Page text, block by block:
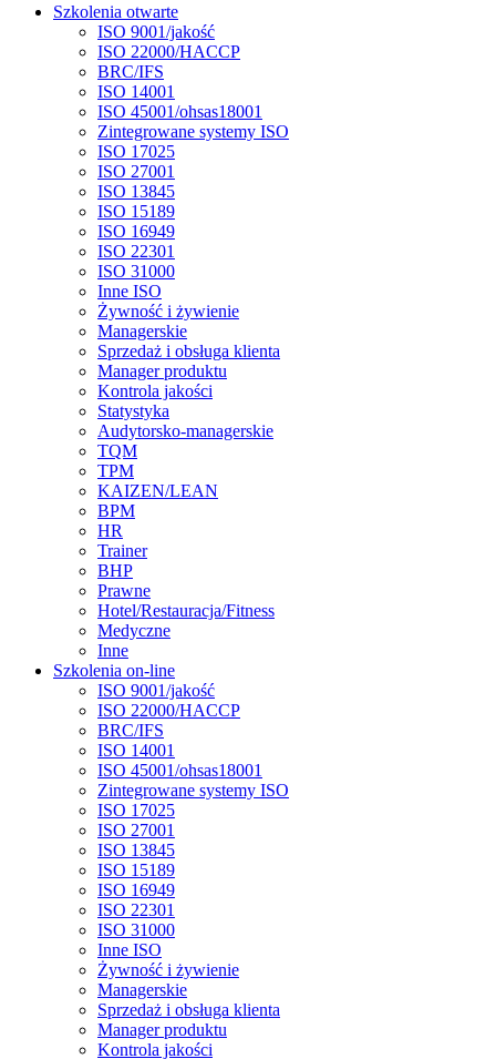
Szkolenia otwarte
ISO 9001/jakość
ISO 22000/HACCP
BRC/IFS
ISO 14001
ISO 45001/ohsas18001
Zintegrowane systemy ISO
ISO 17025
ISO 27001
ISO 13845
ISO 15189
ISO 16949
ISO 22301
ISO 31000
Inne ISO
Żywność i żywienie
Managerskie
Sprzedaż i obsługa klienta
Manager produktu
Kontrola jakości
Statystyka
Audytorsko-managerskie
TQM
TPM
KAIZEN/LEAN
BPM
HR
Trainer
BHP
Prawne
Hotel/Restauracja/Fitness
Medyczne
Inne
Szkolenia on-line
ISO 9001/jakość
ISO 22000/HACCP
BRC/IFS
ISO 14001
ISO 45001/ohsas18001
Zintegrowane systemy ISO
ISO 17025
ISO 27001
ISO 13845
ISO 15189
ISO 16949
ISO 22301
ISO 31000
Inne ISO
Żywność i żywienie
Managerskie
Sprzedaż i obsługa klienta
Manager produktu
Kontrola jakości